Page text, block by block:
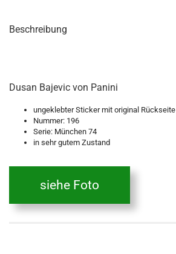
Beschreibung
Dusan Bajevic von Panini
ungeklebter Sticker mit original Rückseite
Nummer: 196
Serie: München 74
in sehr gutem Zustand
siehe Foto